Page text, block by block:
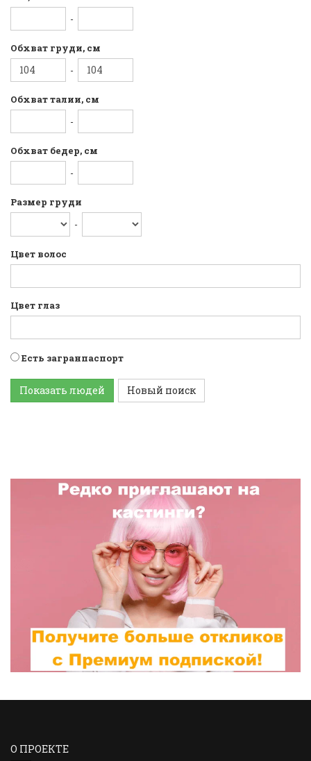
-
Обхват груди, см
-
Обхват талии, см
-
Обхват бедер, см
-
Размер груди
-
Цвет волос
Цвет глаз
Есть загранпаспорт
Показать людей Новый поиск
О ПРОЕКТЕ